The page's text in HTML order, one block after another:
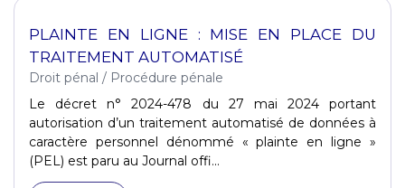
PLAINTE EN LIGNE : MISE EN PLACE DU
TRAITEMENT AUTOMATISÉ
Droit pénal / Procédure pénale
Le décret n° 2024-478 du 27 mai 2024 portant
autorisation d’un traitement automatisé de données à
caractère personnel dénommé « plainte en ligne »
(PEL) est paru au Journal offi...